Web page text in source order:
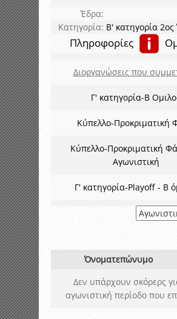
Έδρα:
Κατηγορία: Β' κατηγορία 2ος
Πληροφορίες
Διοργανώσεις που
Γ' κατηγορία-Β
Κύπελλο-Προκριματική
Κύπελλο-Προκριματική
Αγωνιστική
Γ' κατηγορία-Playoff - B
Όνοματεπώνυμο
Δεν υπάρχουν σκόρερς
αγωνιστική περίοδο που